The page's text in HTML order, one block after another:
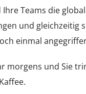
Ihre Teams die
und gleichzeitig
einmal
morgens und Sie